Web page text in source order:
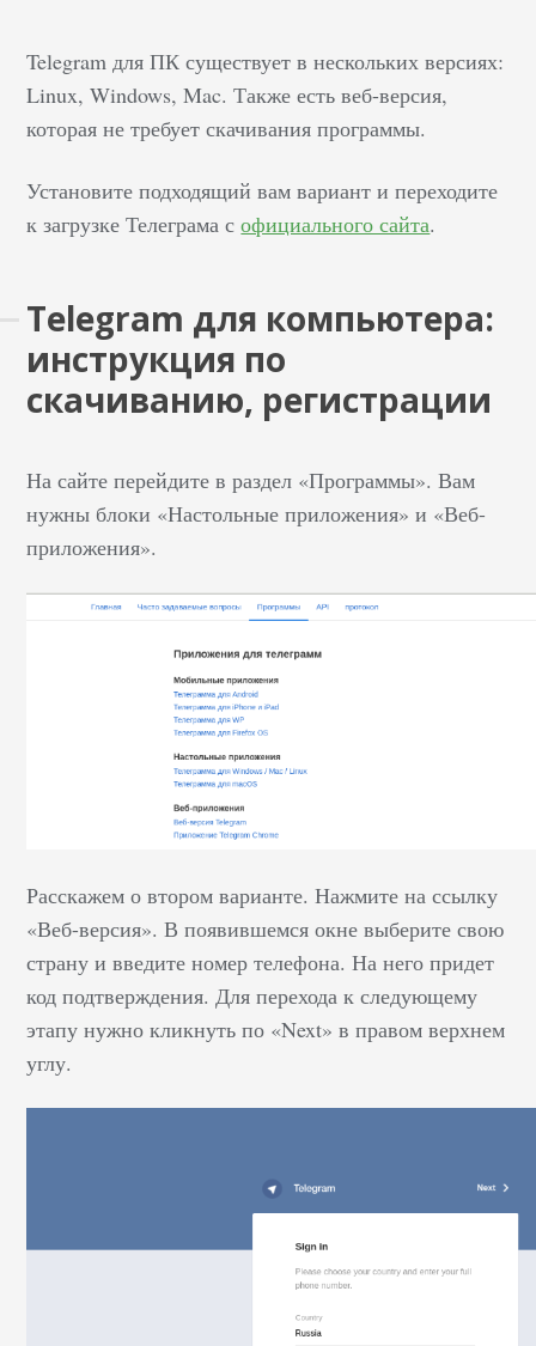
Telegram для ПК существует в нескольких версиях:
Linux, Windows, Mac. Также есть веб-версия,
которая не требует скачивания программы.
Установите подходящий вам вариант и переходите
к загрузке Телеграма софициального сайта.
Telegram для компьютера:
инструкция по
скачиванию, регистрации
На сайте перейдите в раздел «Программы». Вам
нужны блоки «Настольные приложения» и «Веб-
приложения».
Расскажем о втором варианте. Нажмите на ссылку
«Веб-версия». В появившемся окне выберите свою
страну и введите номер телефона. На него придет
код подтверждения. Для перехода к следующему
этапу нужно кликнуть по «Next» в правом верхнем
углу.